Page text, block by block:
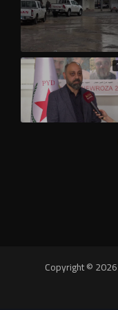
Copyright ©